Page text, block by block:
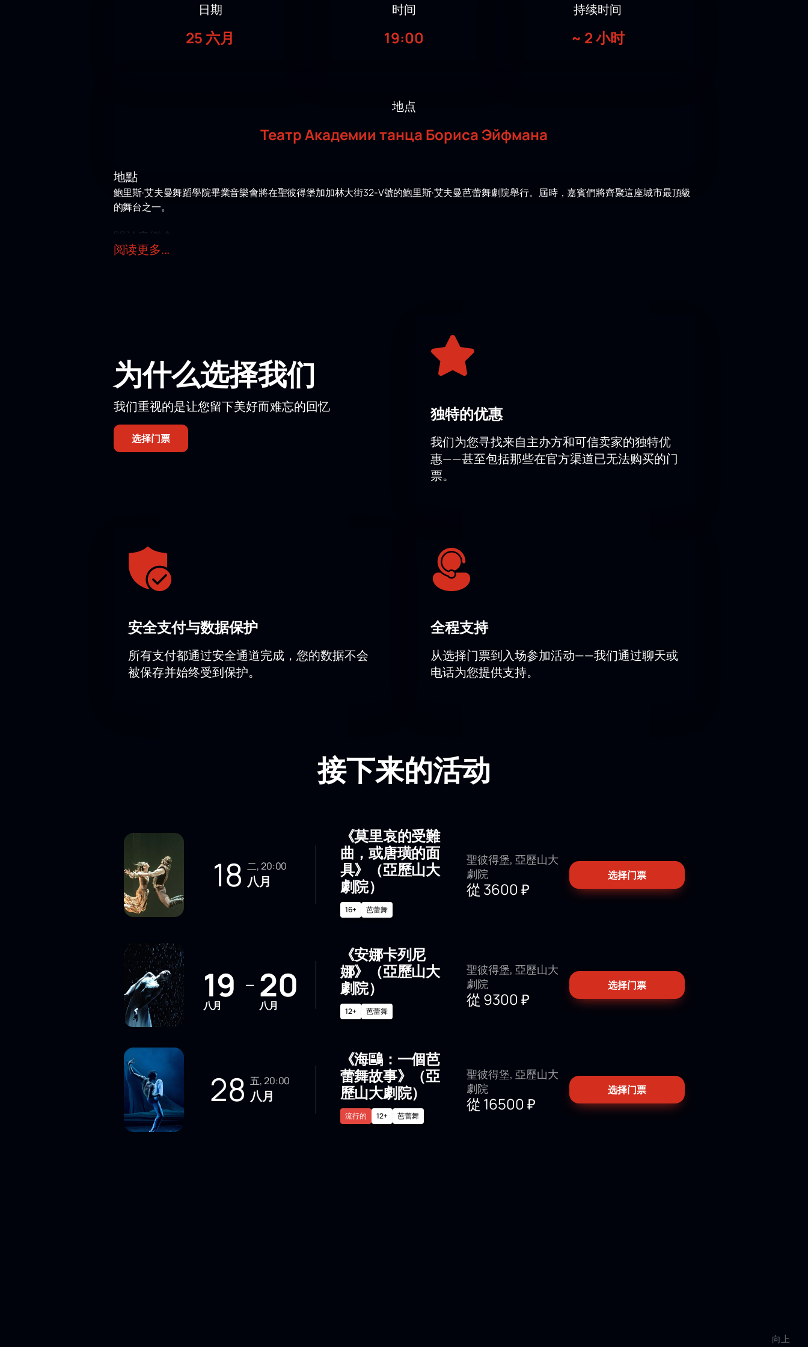
日期
25 六月
时间
19:00
持续时间
~ 2 小时
地点
Театр Академии танца Бориса Эйфмана
地點
鮑里斯·艾夫曼舞蹈學院畢業音樂會將在聖彼得堡加加林大街32-V號的鮑里斯·艾夫曼芭蕾舞劇院舉行。屆時，嘉賓們將齊聚這座城市最頂級
的舞台之一。
關於音樂會
今年，鮑里斯·艾夫曼舞蹈學院舉辦畢業音樂會，以紀念其創始人兼院長、俄羅斯人民藝術家鮑里斯·艾夫曼的誕辰。該校第六屆畢業生將展
。您可以在互動式座位圖上輕鬆選擇合適的座位並在線上付款。我們的工作人員將協助您選座並解答任何
座位圖可協助您確定特定的座位安排。
線上預訂可快速取得門票。
電話訂票可讓您獲得專家的建議。
票價取決於所選排數，因此每個人都能找到適合自己預算的合適選擇。在全國頂尖劇院之一的舞台上，欣賞未來才華橫溢的藝術家們的精彩
演出。
請注意，演員陣容可能會有所變動。
阅读更多...
为什么选择我们
我们重视的是让您留下美好而难忘的回忆
选择门票
独特的优惠
我们为您寻找来自主办方和可信卖家的独特优
惠——甚至包括那些在官方渠道已无法购买的门
票。
安全支付与数据保护
所有支付都通过安全通道完成，您的数据不会
被保存并始终受到保护。
全程支持
从选择门票到入场参加活动——我们通过聊天或
电话为您提供支持。
接下来的活动
18 二, 20:00
八月
《莫里哀的受難
曲，或唐璜的面
具》（亞歷山大
劇院）
16+ 芭蕾舞
聖彼得堡, 亞歷山大
劇院
從 3600 ₽
选择门票
19
八月
— 20
八月
《安娜卡列尼
娜》（亞歷山大
劇院）
12+ 芭蕾舞
聖彼得堡, 亞歷山大
劇院
從 9300 ₽
选择门票
28 五, 20:00
八月
《海鷗：一個芭
蕾舞故事》（亞
歷山大劇院）
12+ 芭蕾舞
流行的
聖彼得堡, 亞歷山大
劇院
從 16500 ₽
选择门票
向上